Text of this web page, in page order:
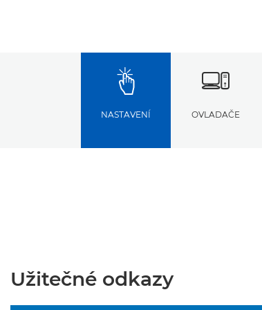
NASTAVENÍ OVLADAČE
Užitečné odkazy